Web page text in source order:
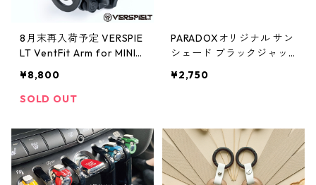
8月末再入荷予定 VERSPIE
LT VentFit Arm for MINI
スマートフォンホルダー！
¥8,800
SOLD OUT
PARADOXオリジナル サン
シェード ブラックジャッ
チカラー【F65/F66/F67/
¥2,750